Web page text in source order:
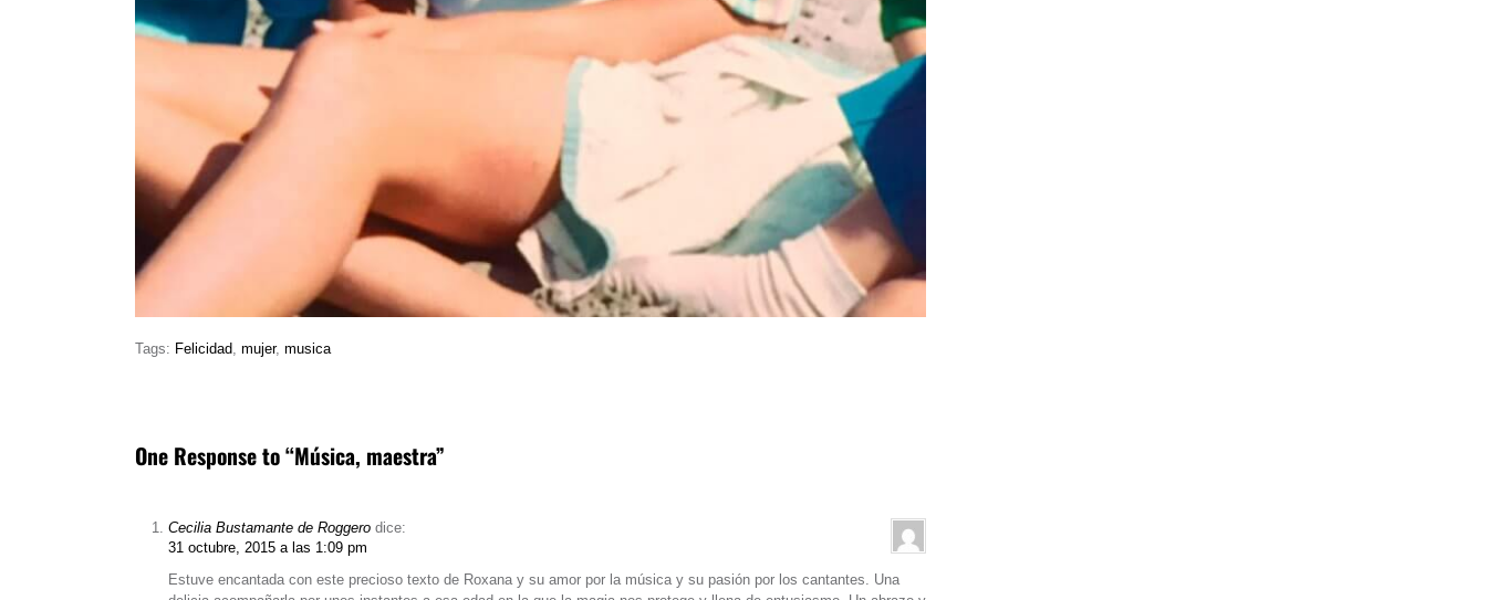
Tags: Felicidad, mujer, musica
One Response to “Música, maestra”
Cecilia Bustamante de Roggero dice:
31 octubre, 2015 a las 1:09 pm
Estuve encantada con este precioso texto de Roxana y su amor por la música y su pasión por los cantantes. Una